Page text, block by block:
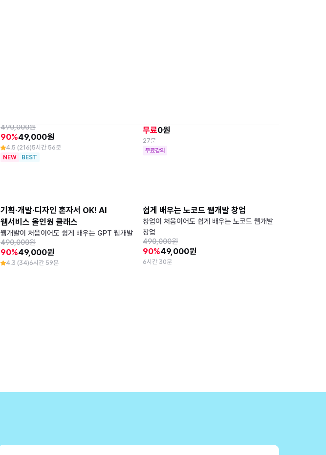
490,000원
90%49,000원
4.5 (216)5시간 56분
NEW BEST
무료0원
27분
무료강의
기획·개발·디자인 혼자서 OK! AI
웹서비스 올인원 클래스
웹개발이 처음이어도 쉽게 배우는 GPT 웹개발
490,000원
90%49,000원
4.3 (34)6시간 59분
쉽게 배우는 노코드 웹개발 창업
창업이 처음이어도 쉽게 배우는 노코드 웹개발
창업
490,000원
90%49,000원
6시간 30분